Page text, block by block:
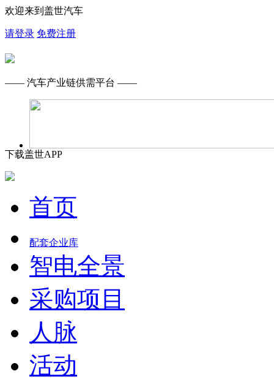
欢迎来到盖世汽车
请登录 免费注册
—— 汽车产业链供需平台 ——
下载盖世APP
首页
配套企业库
智电全景
采购项目
人脉
活动